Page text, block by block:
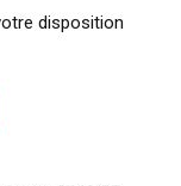
disposition